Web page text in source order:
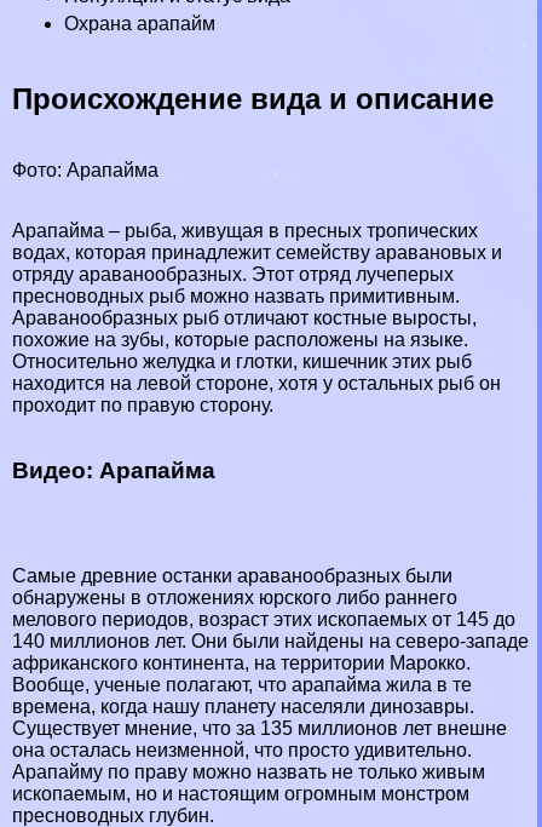
Охрана арапайм
Происхождение вида и описание
Фото: Арапайма
Арапайма – рыба, живущая в пресных тропических
водах, которая принадлежит семейству аравановых и
отряду араванообразных. Этот отряд лучеперых
пресноводных рыб можно назвать примитивным.
Араванообразных рыб отличают костные выросты,
похожие на зубы, которые расположены на языке.
Относительно желудка и глотки, кишечник этих рыб
находится на левой стороне, хотя у остальных рыб он
проходит по правую сторону.
Видео: Арапайма
Самые древние останки араванообразных были
обнаружены в отложениях юрского либо раннего
мелового периодов, возраст этих ископаемых от 145 до
140 миллионов лет. Они были найдены на северо-западе
африканского континента, на территории Марокко.
Вообще, ученые полагают, что арапайма жила в те
времена, когда нашу планету населяли динозавры.
Существует мнение, что за 135 миллионов лет внешне
она осталась неизменной, что просто удивительно.
Арапайму по праву можно назвать не только живым
ископаемым, но и настоящим огромным монстром
пресноводных глубин.